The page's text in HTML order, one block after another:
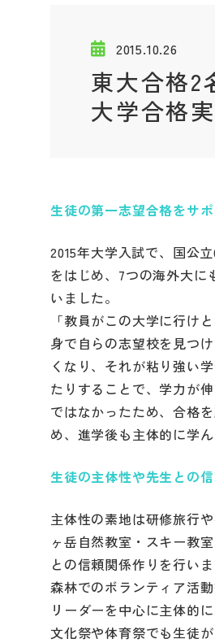
2015.10.26
東大合格2
大学合格
生徒の第一志望合格をサ
2015年大学入試で、国公
をはじめ、7つの海外大
いました。
「教員がこの大学に行け
身で自らの志望校を見つ
くなり、それが粘り強い
たりすることで、学力が
ではなかったため、合格
め、進学後も主体的に学ん
生徒の主体性や先生との
主体性の素地は研修旅行
ヶ岳自然教室・スキー教
との信頼関係作りを行い
森林でのボランティア活
リーダーを中心に主体的に
文化祭や体育祭でも生徒